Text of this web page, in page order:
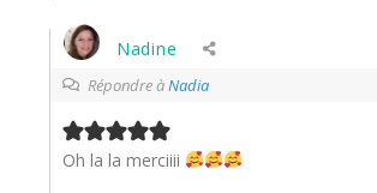
Nadine
Répondre àNadia
Oh la la merciiii